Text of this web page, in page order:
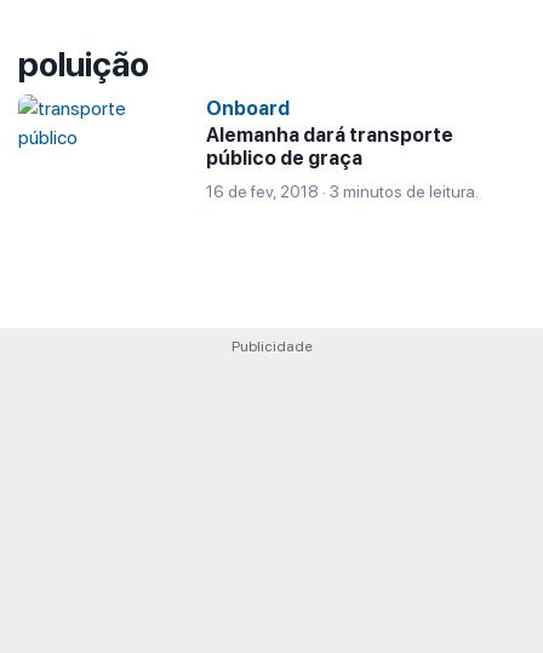
poluição
Onboard
Alemanha dará transporte
público de graça
16 de fev, 2018 · 3 minutos de leitura.
Publicidade